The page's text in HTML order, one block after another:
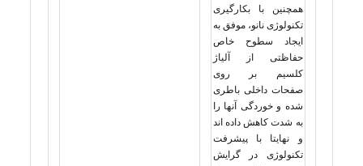
همچنین با بکارگیری
تکنولوژی نانو، موفق به
ایجاد سطوح خاص
حفاظتی از آلیاژ
کلسیم بر روی
صفحات داخلی باطری
شده و خوردگی آنها را
به شدت کاهش داده اند
و نهایتا با پیشرفت
تکنولوژی در گرایش